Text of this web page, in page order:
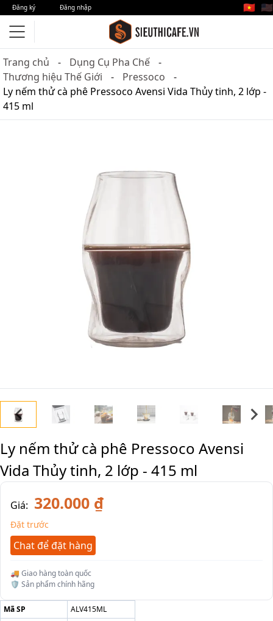
Đăng ký Đăng nhập 🇻🇳 🇺🇸
Trang chủ
Dụng Cụ Pha Chế
Thương hiệu Thế Giới
Pressoco
Ly nếm thử cà phê Pressoco Avensi Vida Thủy tinh, 2 lớp -
415 ml
Ly nếm thử cà phê Pressoco Avensi
Vida Thủy tinh, 2 lớp - 415 ml
Giá: 320.000 ₫
Đặt trước
Chat để đặt hàng
🚚 Giao hàng toàn quốc
🛡️ Sản phẩm chính hãng
Mã SP
ALV415ML